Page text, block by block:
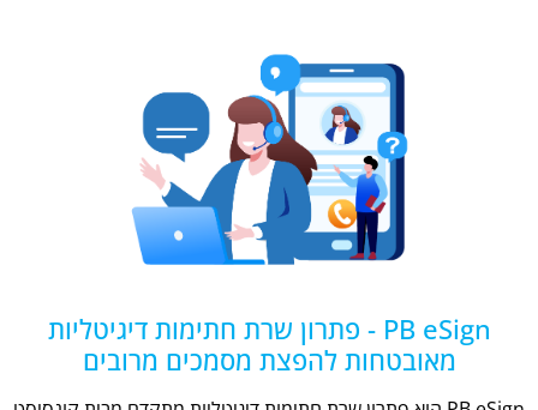
PB eSign - פתרון שרת חתימות דיגיטליות
מאובטחות להפצת מסמכים מרובים